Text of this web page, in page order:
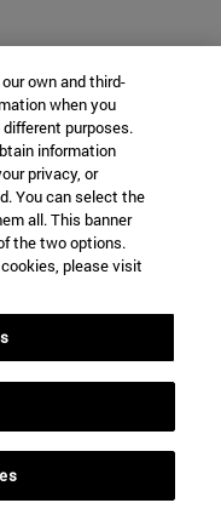
artistas
own and third-
when you
purposes.
information
privacy, or
You can select the
all. This banner
the two options.
please visit